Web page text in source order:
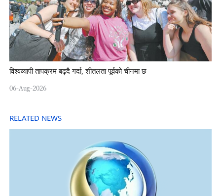
विश्वव्यापी तापक्रम बढ्दै गर्दा, शीतलता पूर्वको चीनमा छ
06-Aug-2026
RELATED NEWS